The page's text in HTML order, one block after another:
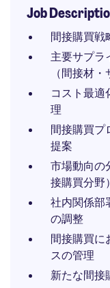
Job
間接購買戦
主要サプラ
（間接材・
コスト最適
理
間接購買プ
提案
市場動向の
接購買分野）
社内関係部
の調整
間接購買に
スの管理
新たな間接